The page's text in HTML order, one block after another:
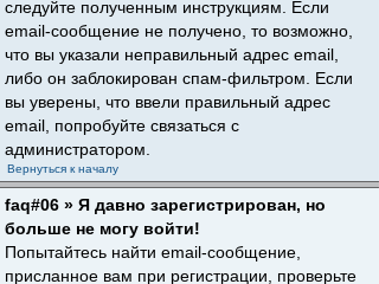
следуйте полученным инструкциям. Если
email-сообщение не получено, то возможно,
что вы указали неправильный адрес email,
либо он заблокирован спам-фильтром. Если
вы уверены, что ввели правильный адрес
email, попробуйте связаться с
администратором.
Вернуться к началу
faq#06 » Я давно зарегистрирован, но
больше не могу войти!
Попытайтесь найти email-сообщение,
присланное вам при регистрации, проверьте